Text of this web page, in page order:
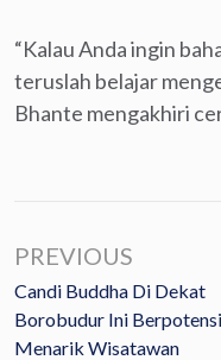
“Kalau Anda ingin
teruslah belajar
Bhante mengakhiri
PREVIOUS
Candi Buddha Di Dekat
Borobudur Ini Berpotensi
Menarik Wisatawan